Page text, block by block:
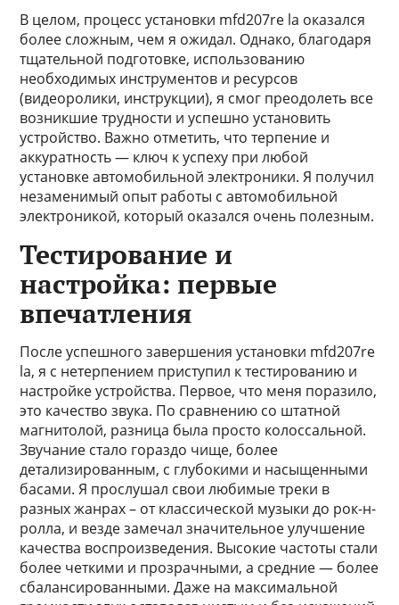
В целом, процесс установки mfd207re la оказался
более сложным, чем я ожидал. Однако, благодаря
тщательной подготовке, использованию
необходимых инструментов и ресурсов
(видеоролики, инструкции), я смог преодолеть все
возникшие трудности и успешно установить
устройство. Важно отметить, что терпение и
аккуратность — ключ к успеху при любой
установке автомобильной электроники. Я получил
незаменимый опыт работы с автомобильной
электроникой, который оказался очень полезным.
Тестирование и
настройка: первые
впечатления
После успешного завершения установки mfd207re
la, я с нетерпением приступил к тестированию и
настройке устройства. Первое, что меня поразило,
это качество звука. По сравнению со штатной
магнитолой, разница была просто колоссальной.
Звучание стало гораздо чище, более
детализированным, с глубокими и насыщенными
басами. Я прослушал свои любимые треки в
разных жанрах – от классической музыки до рок-н-
ролла, и везде замечал значительное улучшение
качества воспроизведения. Высокие частоты стали
более четкими и прозрачными, а средние — более
сбалансированными. Даже на максимальной